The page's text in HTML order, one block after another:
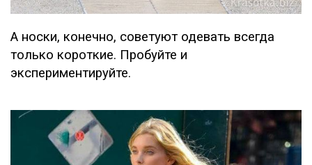
А носки, конечно, советуют одевать всегда
только короткие. Пробуйте и
экспериментируйте.